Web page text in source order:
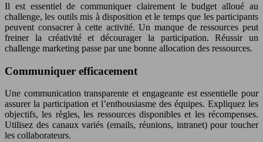
Il est essentiel de communiquer clairement le budget alloué au
challenge, les outils mis à disposition et le temps que les participants
peuvent consacrer à cette activité. Un manque de ressources peut
freiner la créativité et décourager la participation. Réussir un
challenge marketing passe par une bonne allocation des ressources.
Communiquer efficacement
Une communication transparente et engageante est essentielle pour
assurer la participation et l’enthousiasme des équipes. Expliquez les
objectifs, les règles, les ressources disponibles et les récompenses.
Utilisez des canaux variés (emails, réunions, intranet) pour toucher
les collaborateurs.